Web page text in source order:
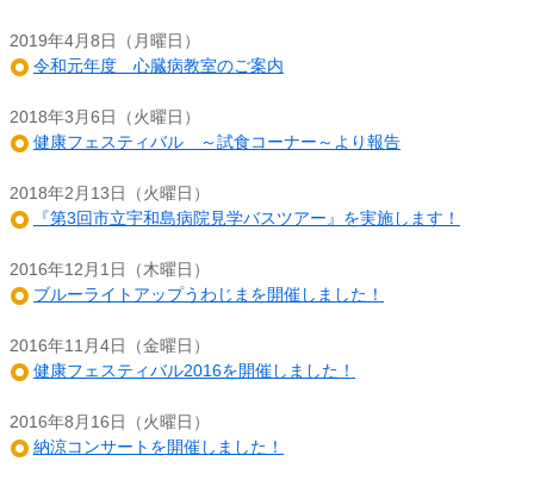
2019年4月8日（月曜日）
令和元年度 心臓病教室のご案内
2018年3月6日（火曜日）
健康フェスティバル ～試食コーナー～より報告
2018年2月13日（火曜日）
『第3回市立宇和島病院見学バスツアー』を実施します！
2016年12月1日（木曜日）
ブルーライトアップうわじまを開催しました！
2016年11月4日（金曜日）
健康フェスティバル2016を開催しました！
2016年8月16日（火曜日）
納涼コンサートを開催しました！